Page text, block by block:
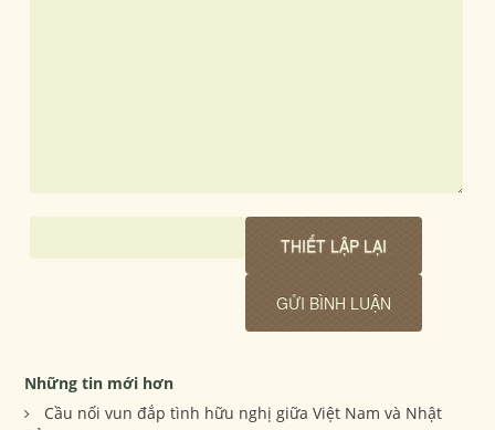
Những tin mới hơn
Cầu nối vun đắp tình hữu nghị giữa Việt Nam và Nhật